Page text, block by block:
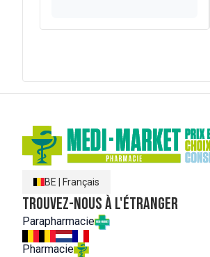
BE Français
Trouvez-nous à l'étranger
Parapharmacie
Pharmacie